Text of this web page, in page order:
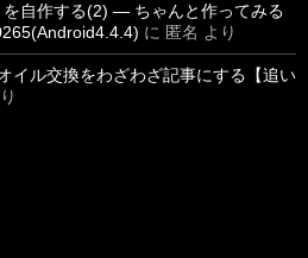
を自作する(2) ― ちゃんと作ってみる
に 匿名 より
イル交換をわざわざ記事にする【追い